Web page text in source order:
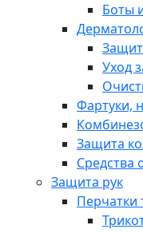
Боты
Уход
Фартуки,
Защита
Средства
Защита рук
Перчатки